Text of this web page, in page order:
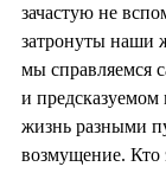
зачастую не
затронуты наши
мы справляемся
и
жизнь разными
возмущение. Кто